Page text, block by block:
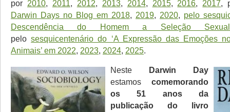
por 2010, 2011, 2012, 2013, 2014, 2015, 2016, 2017,
Darwin Days no Blog em 2018, 2019, 2020, pelo
Descendência do Homem a Seleção
pelosesquicentenário do ‘A Expressão das Emoções
Animais’ em 2022, 2023, 2024, 2025.
Neste Darwin Day
estamos comemorando
os 51 anos da
publicação do livro